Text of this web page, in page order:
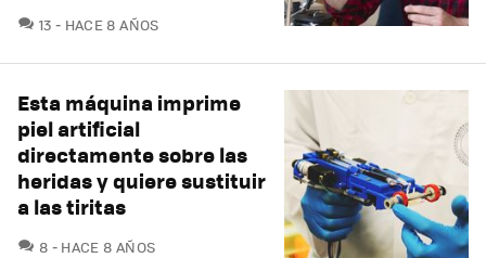
13 COMENTARIOS
HACE 8 AÑOS
Esta máquina imprime
piel artificial
directamente sobre las
heridas y quiere sustituir
a las tiritas
8 COMENTARIOS
HACE 8 AÑOS